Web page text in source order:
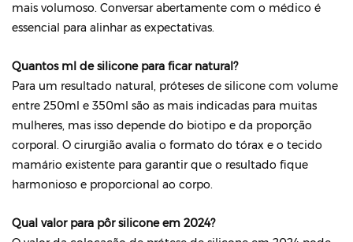
mais volumoso. Conversar abertamente com o médico é
essencial para alinhar as expectativas.
Quantos ml de silicone para ficar natural?
Para um resultado natural, próteses de silicone com volume
entre 250ml e 350ml são as mais indicadas para muitas
mulheres, mas isso depende do biotipo e da proporção
corporal. O cirurgião avalia o formato do tórax e o tecido
mamário existente para garantir que o resultado fique
harmonioso e proporcional ao corpo.
Qual valor para pôr silicone em 2024?